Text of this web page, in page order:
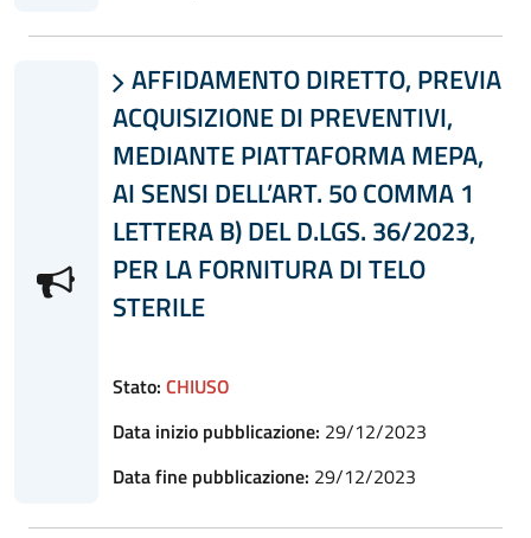
 AFFIDAMENTO DIRETTO, PREVIA
ACQUISIZIONE DI PREVENTIVI,
MEDIANTE PIATTAFORMA MEPA,
AI SENSI DELL’ART. 50 COMMA 1
LETTERA B) DEL D.LGS. 36/2023,
PER LA FORNITURA DI TELO
STERILE
Stato: CHIUSO
Data inizio pubblicazione: 29/12/2023
Data fine pubblicazione: 29/12/2023